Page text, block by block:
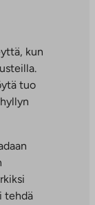
kun
tuo
tehdä